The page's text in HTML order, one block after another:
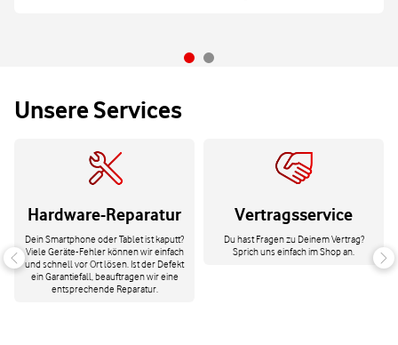
Unsere Services
Hardware-Reparatur
Dein Smartphone oder Tablet ist kaputt?
Viele Geräte-Fehler können wir einfach
und schnell vor Ort lösen. Ist der Defekt
ein Garantiefall, beauftragen wir eine
entsprechende Reparatur.
Vertragsservice
Du hast Fragen zu Deinem Vertrag?
Sprich uns einfach im Shop an.